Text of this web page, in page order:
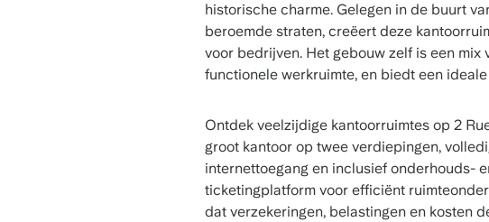
historische charme. Gelegen in de buurt
beroemde straten, creëert deze
voor bedrijven. Het gebouw zelf is een mix
functionele werkruimte, en biedt een
Ontdek veelzijdige kantoorruimtes op 2
groot kantoor op twee verdiepingen,
internettoegang en inclusief onderhouds-
ticketingplatform voor efficiënt
dat verzekeringen, belastingen en kosten